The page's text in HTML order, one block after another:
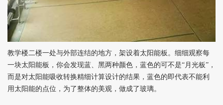
教学楼二楼一处与外部连结的地方，架设着太阳能板。细细观察每
一块太阳能板，你会发现蓝、黑两种颜色，蓝色的可不是“月光板”，
而是对太阳能吸收转换精细计算设计的结果，蓝色的即代表不能利
用太阳能的点位，为了整体的美观，做成了玻璃。